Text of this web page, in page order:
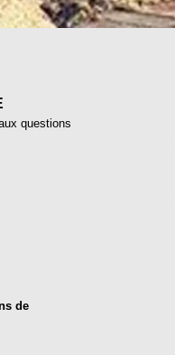
questions
de